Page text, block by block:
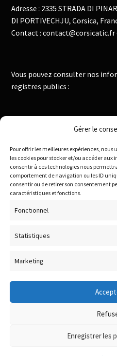
Gérer le
Pour offrir les meilleures expériences,
les cookies pour stocker et/ou accéder aux
consentir à ces technologies nous
comportement de navigation ou les ID
consentir ou de retirer son consentement
caractéristiques et fonctions.
Fonctionnel
Statistiques
Marketing
Enregistrer les
Adresse : 2335 STRADA DI
DI PORTIVECHJU, Corsica,
Contact : contact@corsicatic.fr
Vous pouvez consulter nos
registres publics :
Institut National de la
Infogreffe : https://
Politique de confidentialité
Paiement sécurisé
© Boutique Corsica TiC 2026
Politique de confidentialité